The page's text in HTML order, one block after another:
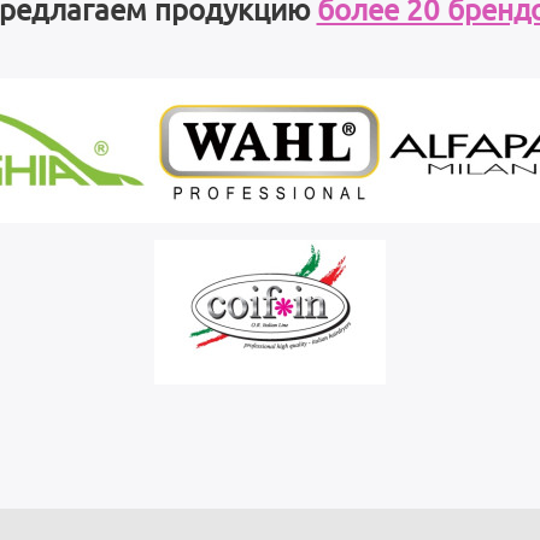
продукцию более 20